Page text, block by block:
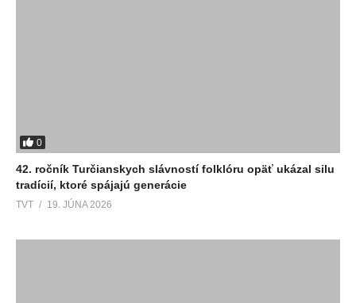
0
42. ročník Turčianskych slávností folklóru opäť ukázal silu
tradícií, ktoré spájajú generácie
TVT 19. JÚNA 2026